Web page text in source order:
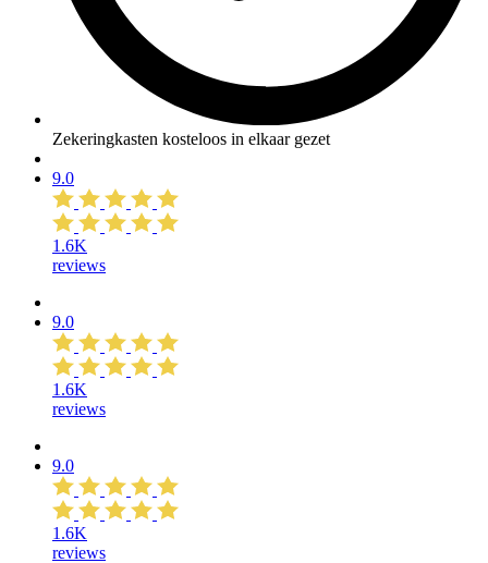
Zekeringkasten kosteloos in elkaar gezet
9.0
1.6K
reviews
9.0
1.6K
reviews
9.0
1.6K
reviews